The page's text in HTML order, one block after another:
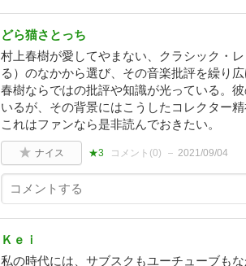
どら猫さとっち
村上春樹が愛してやまない、クラシック・
る）のなかから選び、その音楽批評を繰り
春樹ならではの批評や知識が光っている。
いるが、その背景にはこうしたコレクター
これはファンなら是非読んでおきたい。
ナイス ★3 コメント(0) 2021/09/04
Ｋｅｉ
私の時代には、サブスクもユーチューブも